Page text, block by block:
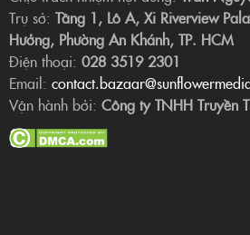
Trụ sở: Tầng 1, Lô A, Xi Riverview
Hưởng, Phường An Khánh, TP. HCM
Điện thoại: 028 3519 2301
Email:
Vận hành bởi: Công ty TNHH Truyền